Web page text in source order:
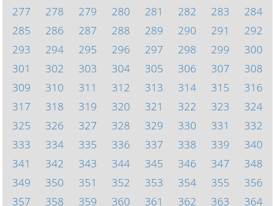
277
278 279 280 281 282 283
284
285
286 287 288 289 290 291
292
293
294 295 296 297 298 299
300
301
302 303 304 305 306 307
308
309
310 311 312 313 314 315
316
317
318 319 320 321 322 323
324
325
326 327 328 329 330 331
332
333
334 335 336 337 338 339
340
341
342 343 344 345 346 347
348
349
350 351 352 353 354 355
356
357
358 359 360 361 362 363 364